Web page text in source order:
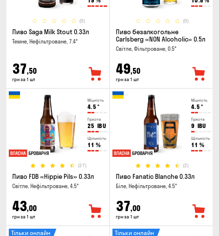
(0)
Пиво Saga Milk Stout 0.33л
Темне, Нефільтроване, 7.4°
37,50
грн за 1 шт
(0)
Пиво безалкогольне
Carlsberg «NON Alcoholic» 0.5л
Світле, Фільтроване, 0.5°
49,50
грн за 1 шт
Міцність
4.5 °
Гіркота
25 IBU
Щільність
11 %
(27)
Пиво FDB «Hippie Pils» 0.33л
Світле, Нефільтроване, 4.5°
43,00
грн за 1 шт
Міцність
4.5 °
Гіркота
9 IBU
Щільність
11 %
(2)
Пиво Fanatic Blanche 0.33л
Біле, Нефільтроване, 4.5°
37,00
грн за 1 шт
Тільки онлайн Тільки онлайн